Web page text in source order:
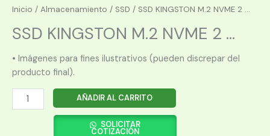
Inicio / Almacenamiento / SSD / SSD KINGSTON M.2 NVME 2 ...
SSD KINGSTON M.2 NVME 2 ...
• Imágenes para fines ilustrativos (pueden discrepar del
producto final).
SSD
KINGSTON
AÑADIR AL CARRITO
SOLICITAR
COTIZACIÓN